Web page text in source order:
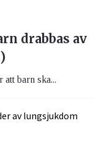
drabbas av
barn ska...